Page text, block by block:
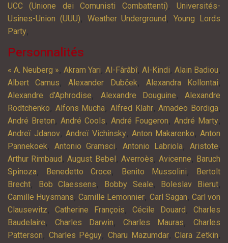
UCC (Unione dei Comunisti Combattenti),Universités-
Usines-Union (UUU), Weather Underground ,Young Lords
Party,
Personnalités
« A. Neuberg », Akram Yari, Al-Fârâbî, Al-Kindi, Alain Badiou,
Albert Camus,Alexander Dubček, Alexandra Kollontai,
Alexandre d’Aphrodise, Alexandre Douguine, Alexandre
Rodtchenko, Alfons Mucha,Alfred Klahr,Amadeo Bordiga,
André Breton, André Cools, André Fougeron, André Marty,
Andreï Jdanov, Andreï Vichinsky, Anton Makarenko, Anton
Pannekoek,Antonio Gramsci, Antonio Labriola,Aristote,
Arthur Rimbaud ,August Bebel , Averroès, Avicenne, Baruch
Spinoza, Benedetto Croce, Benito Mussolini,
Bertolt
Brecht, Bob Claessens, Bobby Seale, Boleslav Bierut,
Camille Huysmans,Camille Lemonnier, Carl Sagan, Carl von
Clausewitz,Catherine François,Cécile Douard ,Charles
Baudelaire, Charles Darwin, Charles Mauras, Charles
Patterson, Charles Péguy,Charu Mazumdar,Clara Zetkin,